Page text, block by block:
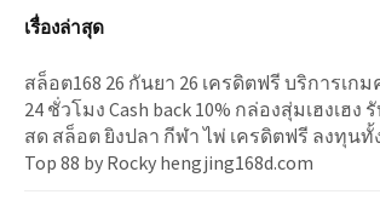
เรื่องล่าสุด
สล็อต168 26 กันยา 26 เครดิตฟรี บริการเก
24 ชั่วโมง Cash back 10% กล่องสุ่มเฮงเฮง
สด สล็อต ยิงปลา กีฬา ไพ่ เครดิตฟรี ลงทุน
Top 88 by Rocky hengjing168d.com